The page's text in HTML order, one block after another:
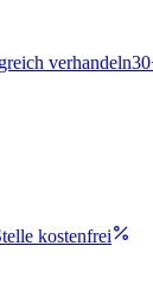
verhandeln30
kostenfrei